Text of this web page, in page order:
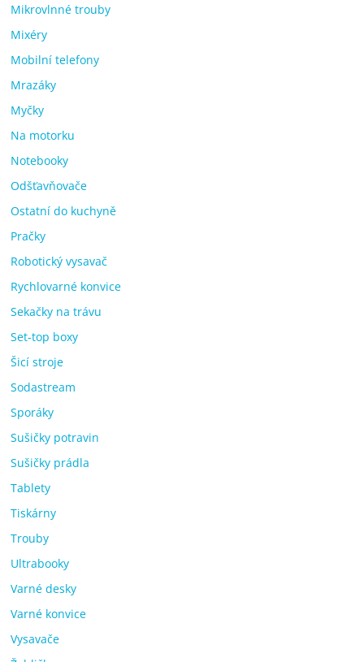
Mikrovlnné trouby
Mixéry
Mobilní telefony
Mrazáky
Myčky
Na motorku
Notebooky
Odšťavňovače
Ostatní do kuchyně
Pračky
Robotický vysavač
Rychlovarné konvice
Sekačky na trávu
Set-top boxy
Šicí stroje
Sodastream
Sporáky
Sušičky potravin
Sušičky prádla
Tablety
Tiskárny
Trouby
Ultrabooky
Varné desky
Varné konvice
Vysavače